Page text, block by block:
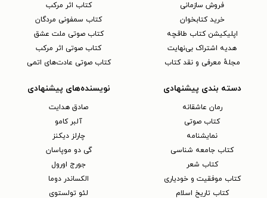
فروش سازمانی
خرید کتابخوان
اپلیکیشن کتاب طاقچه
هدیه اشتراک بی‌نهایت
مجلهٔ معرفی و نقد کتاب
کتاب اثر مرکب
کتاب سمفونی مردگان
کتاب صوتی ملت عشق
کتاب صوتی اثر مرکب
کتاب صوتی عادت‌های اتمی
دسته بندی پیشنهادی
رمان عاشقانه
کتاب‌ صوتی
نمایشنامه
کتاب جامعه شناسی
کتاب شعر
کتاب موفقیت و خودیاری
کتاب تاریخ اسلام
نویسنده‌های پیشنهادی
صادق هدایت
آلبر کامو
چارلز دیکنز
گی دو موپاسان
جورج اورول
الکساندر دوما
لئو تولستوی